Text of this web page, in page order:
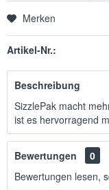
Merken
Artikel-Nr.:
Beschreibung
SizzlePak macht
ist es hervorragend
Bewertungen
0
Bewertungen lesen,